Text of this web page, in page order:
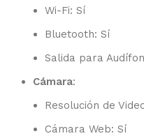
Wi-Fi: Sí
Bluetooth: Sí
Salida para
Cámara:
Resolución de
Cámara Web: Sí